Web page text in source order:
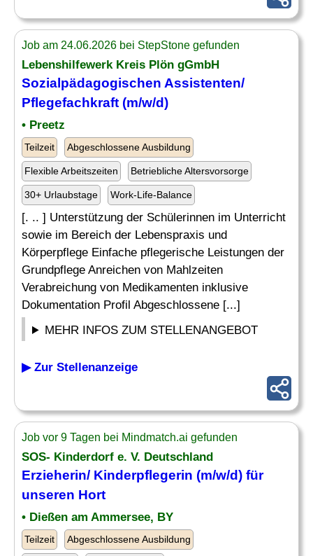
Job am 24.06.2026 bei StepStone gefunden
Lebenshilfewerk Kreis Plön gGmbH
Sozialpädagogischen Assistenten/
Pflegefachkraft (m/w/d)
• Preetz
Teilzeit Abgeschlossene Ausbildung
Flexible Arbeitszeiten Betriebliche Altersvorsorge
30+ Urlaubstage Work-Life-Balance
[. .. ] Unterstützung der Schülerinnen im Unterricht
sowie im Bereich der Lebenspraxis und
Körperpflege Einfache pflegerische Leistungen der
Grundpflege Anreichen von Mahlzeiten
Verabreichung von Medikamenten inklusive
Dokumentation Profil Abgeschlossene [...]
MEHR INFOS ZUM STELLENANGEBOT
▶ Zur Stellenanzeige
Job vor 9 Tagen bei Mindmatch.ai gefunden
SOS- Kinderdorf e. V. Deutschland
Erzieherin/ Kinderpflegerin (m/w/d) für
unseren Hort
• Dießen am Ammersee, BY
Teilzeit Abgeschlossene Ausbildung